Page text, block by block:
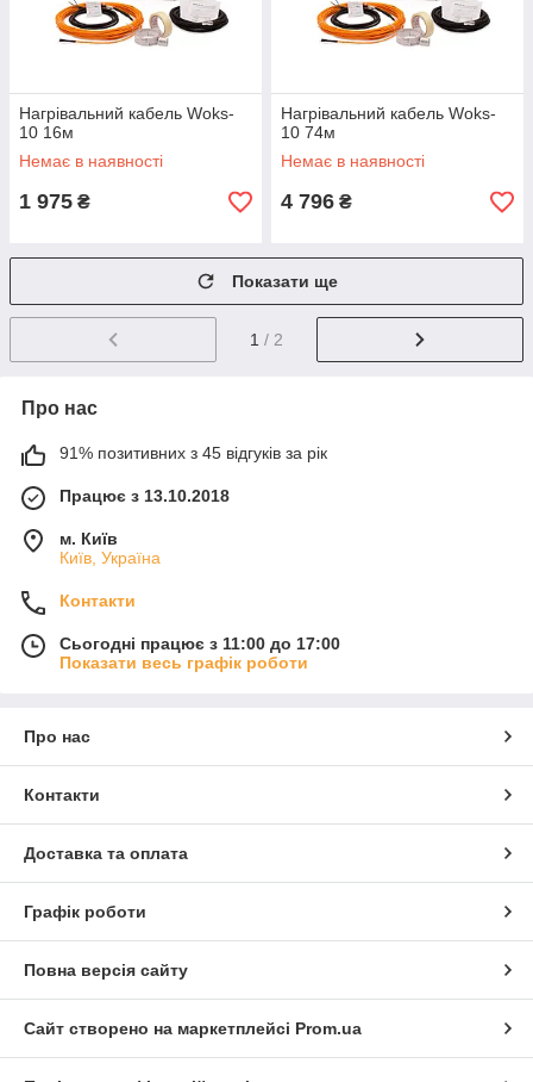
Нагрівальний кабель Woks-
10 16м
Немає в наявності
1 975 ₴
Нагрівальний кабель Woks-
10 74м
Немає в наявності
4 796 ₴
Показати ще
1 / 2
Про нас
91% позитивних з 45 відгуків за рік
Працює з 13.10.2018
м. Київ
Київ, Україна
Контакти
Сьогодні працює з 11:00 до 17:00
Показати весь графік роботи
Про нас
Контакти
Доставка та оплата
Графік роботи
Повна версія сайту
Сайт створено на маркетплейсі Prom.ua